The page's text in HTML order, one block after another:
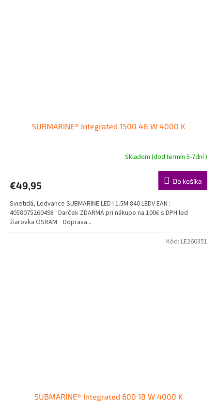
SUBMARINE® Integrated 1500 48 W 4000 K
Skladom (dod.termín 5-7dní )
€49,95 Do košíka
Svietidá, Ledvance SUBMARINE LED I 1.5M 840 LEDV EAN :
4058075260498 Darček ZDARMA pri nákupe na 100€ s DPH led
žiarovka OSRAM Doprava...
SUBMARINE® Integrated 600 18 W 4000 K
Kód: LE260351